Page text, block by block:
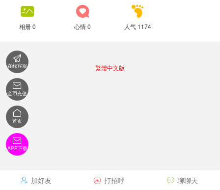

相册 0

心情 0

人气 1174
 加好友  打招呼  聊聊天
繁體中文版

在线客服

金币充值

首页

APP下载